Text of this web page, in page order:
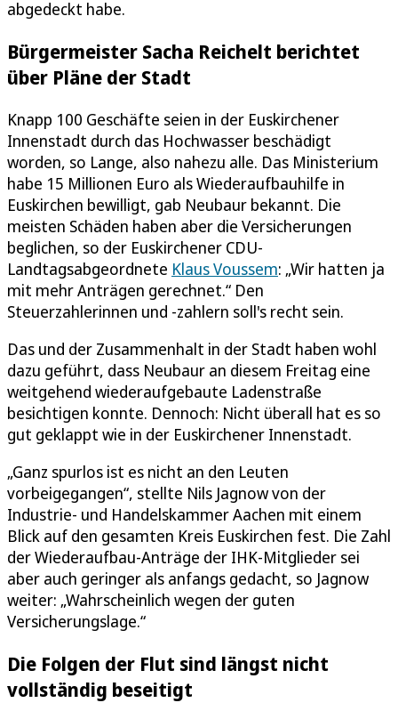
abgedeckt habe.
Bürgermeister Sacha Reichelt berichtet
über Pläne der Stadt
Knapp 100 Geschäfte seien in der Euskirchener
Innenstadt durch das Hochwasser beschädigt
worden, so Lange, also nahezu alle. Das Ministerium
habe 15 Millionen Euro als Wiederaufbauhilfe in
Euskirchen bewilligt, gab Neubaur bekannt. Die
meisten Schäden haben aber die Versicherungen
beglichen, so der Euskirchener CDU-
Landtagsabgeordnete Klaus Voussem: „Wir hatten ja
mit mehr Anträgen gerechnet.“ Den
Steuerzahlerinnen und -zahlern soll's recht sein.
Das und der Zusammenhalt in der Stadt haben wohl
dazu geführt, dass Neubaur an diesem Freitag eine
weitgehend wiederaufgebaute Ladenstraße
besichtigen konnte. Dennoch: Nicht überall hat es so
gut geklappt wie in der Euskirchener Innenstadt.
„Ganz spurlos ist es nicht an den Leuten
vorbeigegangen“, stellte Nils Jagnow von der
Industrie- und Handelskammer Aachen mit einem
Blick auf den gesamten Kreis Euskirchen fest. Die Zahl
der Wiederaufbau-Anträge der IHK-Mitglieder sei
aber auch geringer als anfangs gedacht, so Jagnow
weiter: „Wahrscheinlich wegen der guten
Versicherungslage.“
Die Folgen der Flut sind längst nicht
vollständig beseitigt